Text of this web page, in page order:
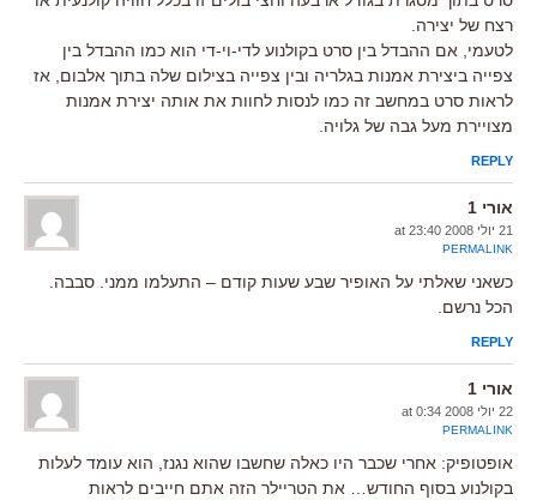
רצח של יצירה.
לטעמי, אם ההבדל בין סרט בקולנוע לדי-וי-די הוא כמו ההבדל בין
צפייה ביצירת אמנות בגלריה ובין צפייה בצילום שלה בתוך אלבום, אז
לראות סרט במחשב זה כמו לנסות לחוות את אותה יצירת אמנות
מצויירת מעל גבה של גלויה.
REPLY
אורי 1
21 יולי 2008 at 23:40
PERMALINK
כשאני שאלתי על האופיר שבע שעות קודם – התעלמו ממני. סבבה.
הכל נרשם.
REPLY
אורי 1
22 יולי 2008 at 0:34
PERMALINK
אופטופיק: אחרי שכבר היו כאלה שחשבו שהוא נגנז, הוא עומד לעלות
בקולנוע בסוף החודש… את הטריילר הזה אתם חייבים לראות